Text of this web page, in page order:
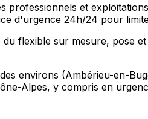
et
d'urgence 24h/24 pour
flexible sur mesure, pose
environs (Ambérieu-en-
Alpes, y compris en